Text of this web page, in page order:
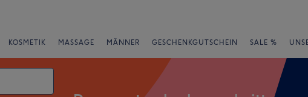
KOSMETIK MASSAGE MÄNNER GESCHENKGUTSCHEIN SALE %